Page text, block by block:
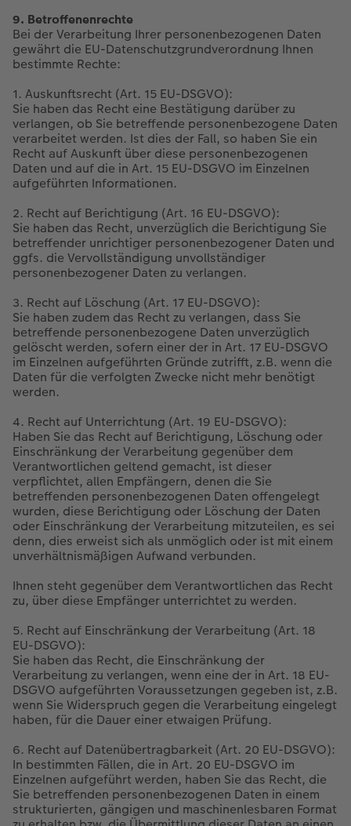
9. Betroffenenrechte
Bei der Verarbeitung Ihrer personenbezogenen Daten
gewährt die EU-Datenschutzgrundverordnung Ihnen
bestimmte Rechte:
1. Auskunftsrecht (Art. 15 EU-DSGVO):
Sie haben das Recht eine Bestätigung darüber zu
verlangen, ob Sie betreffende personenbezogene Daten
verarbeitet werden. Ist dies der Fall, so haben Sie ein
Recht auf Auskunft über diese personenbezogenen
Daten und auf die in Art. 15 EU-DSGVO im Einzelnen
aufgeführten Informationen.
2. Recht auf Berichtigung (Art. 16 EU-DSGVO):
Sie haben das Recht, unverzüglich die Berichtigung Sie
betreffender unrichtiger personenbezogener Daten und
ggfs. die Vervollständigung unvollständiger
personenbezogener Daten zu verlangen.
3. Recht auf Löschung (Art. 17 EU-DSGVO):
Sie haben zudem das Recht zu verlangen, dass Sie
betreffende personenbezogene Daten unverzüglich
gelöscht werden, sofern einer der in Art. 17 EU-DSGVO
im Einzelnen aufgeführten Gründe zutrifft, z.B. wenn die
Daten für die verfolgten Zwecke nicht mehr benötigt
werden.
4. Recht auf Unterrichtung (Art. 19 EU-DSGVO):
Haben Sie das Recht auf Berichtigung, Löschung oder
Einschränkung der Verarbeitung gegenüber dem
Verantwortlichen geltend gemacht, ist dieser
verpflichtet, allen Empfängern, denen die Sie
betreffenden personenbezogenen Daten offengelegt
wurden, diese Berichtigung oder Löschung der Daten
oder Einschränkung der Verarbeitung mitzuteilen, es sei
denn, dies erweist sich als unmöglich oder ist mit einem
unverhältnismäßigen Aufwand verbunden.
Ihnen steht gegenüber dem Verantwortlichen das Recht
zu, über diese Empfänger unterrichtet zu werden.
5. Recht auf Einschränkung der Verarbeitung (Art. 18
EU-DSGVO):
Sie haben das Recht, die Einschränkung der
Verarbeitung zu verlangen, wenn eine der in Art. 18 EU-
DSGVO aufgeführten Voraussetzungen gegeben ist, z.B.
wenn Sie Widerspruch gegen die Verarbeitung eingelegt
haben, für die Dauer einer etwaigen Prüfung.
6. Recht auf Datenübertragbarkeit (Art. 20 EU-DSGVO):
In bestimmten Fällen, die in Art. 20 EU-DSGVO im
Einzelnen aufgeführt werden, haben Sie das Recht, die
Sie betreffenden personenbezogenen Daten in einem
strukturierten, gängigen und maschinenlesbaren Format